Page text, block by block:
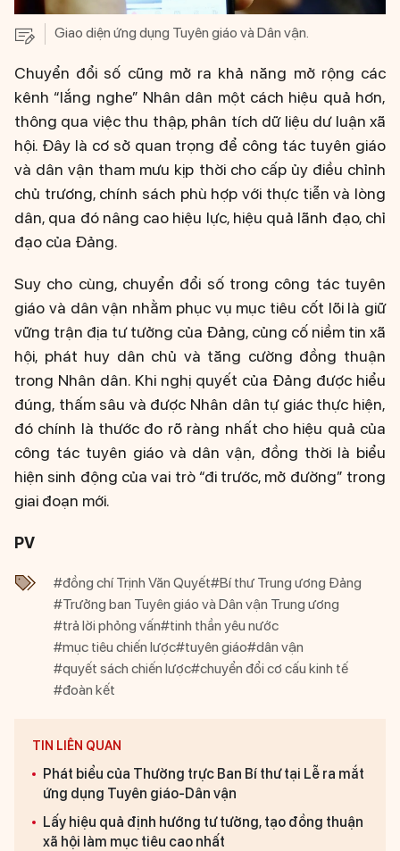
Giao diện ứng dụng Tuyên giáo và Dân vận.
Chuyển đổi số cũng mở ra khả năng mở rộng các
kênh “lắng nghe” Nhân dân một cách hiệu quả hơn,
thông qua việc thu thập, phân tích dữ liệu dư luận xã
hội. Đây là cơ sở quan trọng để công tác tuyên giáo
và dân vận tham mưu kịp thời cho cấp ủy điều chỉnh
chủ trương, chính sách phù hợp với thực tiễn và lòng
dân, qua đó nâng cao hiệu lực, hiệu quả lãnh đạo, chỉ
đạo của Đảng.
Suy cho cùng, chuyển đổi số trong công tác tuyên
giáo và dân vận nhằm phục vụ mục tiêu cốt lõi là giữ
vững trận địa tư tưởng của Đảng, củng cố niềm tin xã
hội, phát huy dân chủ và tăng cường đồng thuận
trong Nhân dân. Khi nghị quyết của Đảng được hiểu
đúng, thấm sâu và được Nhân dân tự giác thực hiện,
đó chính là thước đo rõ ràng nhất cho hiệu quả của
công tác tuyên giáo và dân vận, đồng thời là biểu
hiện sinh động của vai trò “đi trước, mở đường” trong
giai đoạn mới.
PV
#đồng chí Trịnh Văn Quyết#Bí thư Trung ương Đảng
#Trưởng ban Tuyên giáo và Dân vận Trung ương
#trả lời phỏng vấn#tinh thần yêu nước
#mục tiêu chiến lược#tuyên giáo#dân vận
#quyết sách chiến lược#chuyển đổi cơ cấu kinh tế
#đoàn kết
TIN LIÊN QUAN
Phát biểu của Thường trực Ban Bí thư tại Lễ ra mắt
ứng dụng Tuyên giáo-Dân vận
Lấy hiệu quả định hướng tư tưởng, tạo đồng thuận
xã hội làm mục tiêu cao nhất